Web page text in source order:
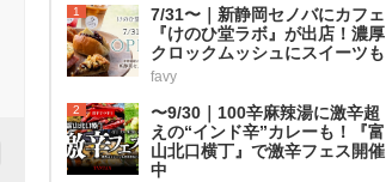
1
7/31〜｜新静岡セノバにカフェ
『けのひ堂ラボ』が出店！濃厚
クロックムッシュにスイーツも
favy
2
〜9/30｜100辛麻辣湯に激辛超
えの“インド辛”カレーも！『富
山北口横丁』で激辛フェス開催
中